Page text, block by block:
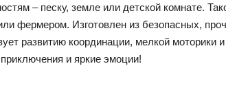
– песку, земле или детской комнате.
фермером. Изготовлен из безопасных,
развитию координации, мелкой моторики и
и яркие эмоции!